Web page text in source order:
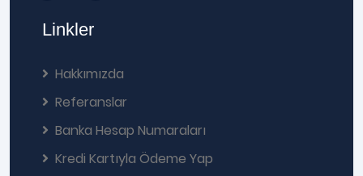
Linkler
Hakkımızda
Referanslar
Banka Hesap Numaraları
Kredi Kartıyla Ödeme Yap